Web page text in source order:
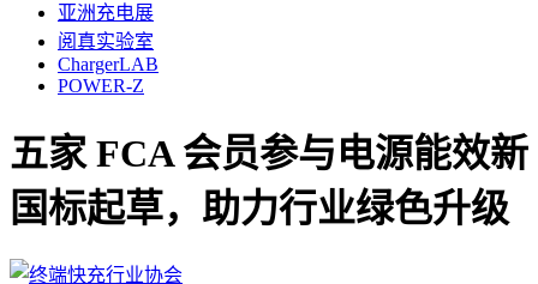
亚洲充电展
阅真实验室
ChargerLAB
POWER-Z
五家 FCA 会员参与电源能效新
国标起草，助力行业绿色升级